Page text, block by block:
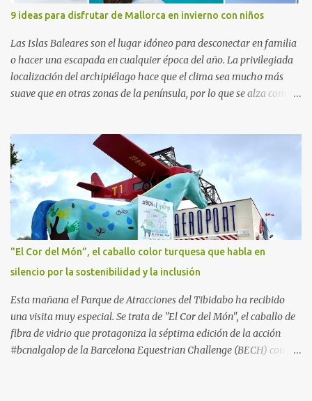
de Investigación Traslacional en Cáncer en la Infancia y la
Adolescencia del VHIR y Teresa Xipell, fisioterapeuta y directora de
hipoterapia en la Fundación Federica Cerdá. Imágenes cortesía de
asesoría de ...
9 ideas para disfrutar de Mallorca en invierno con niños
Las Islas Baleares son el lugar idóneo para desconectar en familia
o hacer una escapada en cualquier época del año. La privilegiada
localización del archipiélago hace que el clima sea mucho más
suave que en otras zonas de la península, por lo que se alza como
ejemplo, ofrece un amplio abanico de posibilidades, desde
actividades al aire libre, propuestas lúdicas o deportivas, hasta
propuestas gastronómicas para poder disfrutar al máximo con los
niños y garantizar una experiencia inolvidable. Palma Aquarium
A unos 15 minutos en coche de la capital Balear y a tan sólo 500
metros de la playa, se encuentra el Palma Aquarium, un lugar
donde grandes y pequeños quedarán fascinados con los 8.000
ejemplares de 700 especies distintas procedentes del Mediterráneo
y los océanos Índico, Atlántico y Pacífico. El recorrido por el
acuario se plantea como un viaje a...
"El Cor del Món”, el caballo color turquesa que habla en
silencio por la sostenibilidad y la inclusión
Esta mañana el Parque de Atracciones del Tibidabo ha recibido
una visita muy especial. Se trata de "El Cor del Món", el caballo de
fibra de vidrio que protagoniza la séptima edición de la acción
#bcnalgalop de la Barcelona Equestrian Challenge (BECH) con el